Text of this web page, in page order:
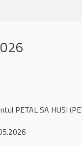
PETAL SA HUSI